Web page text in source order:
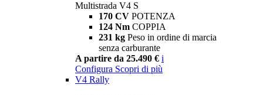
Multistrada V4 S
170 CV POTENZA
124 Nm COPPIA
231 kg Peso in ordine di marcia
senza carburante
A partire da 25.490 € i
Configura Scopri di più
V4 Rally